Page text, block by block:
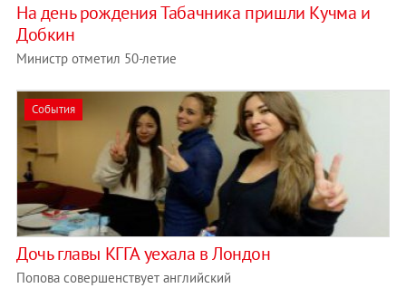
На день рождения Табачника пришли Кучма и
Добкин
Министр отметил 50-летие
События
Дочь главы КГГА уехала в Лондон
Попова совершенствует английский